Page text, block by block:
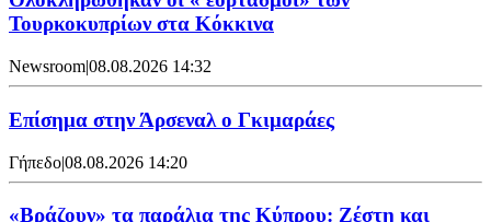
Τουρκοκυπρίων στα Κόκκινα
Newsroom|08.08.2026 14:32
Επίσημα στην Άρσεναλ ο Γκιμαράες
Γήπεδο|08.08.2026 14:20
«Βράζουν» τα παράλια της Κύπρου: Ζέστη και